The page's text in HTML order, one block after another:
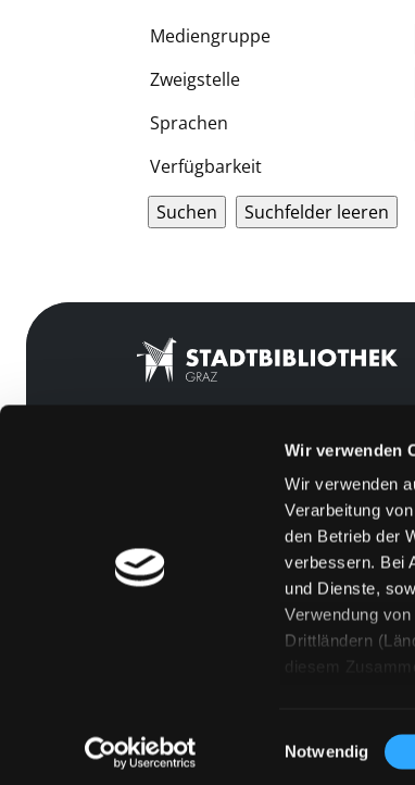
Wir verwenden
Wir verwenden
Verarbeitung
den Betrieb der
verbessern. Bei
und Dienste,
Verwendung
Drittländern
diesem
„Details zeigen“
Technologien.
Notwendig
Mediengruppe
Zweigstelle
Sprachen
Verfügbarkeit
[kju:b]
Feedback
Kontakt
Über uns
Jobs
FAQs